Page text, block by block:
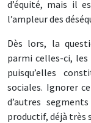
d’équité, mais il
l’ampleur des
Dès lors, la
parmi celles-ci,
puisqu’elles
sociales. Ignorer
d’autres
productif, déjà très